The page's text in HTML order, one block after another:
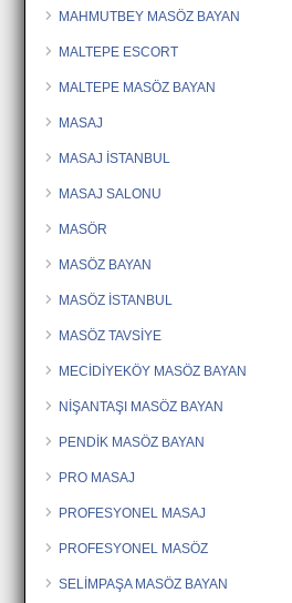
MAHMUTBEY MASÖZ BAYAN
MALTEPE ESCORT
MALTEPE MASÖZ BAYAN
MASAJ
MASAJ İSTANBUL
MASAJ SALONU
MASÖR
MASÖZ BAYAN
MASÖZ İSTANBUL
MASÖZ TAVSİYE
MECİDİYEKÖY MASÖZ BAYAN
NİŞANTAŞI MASÖZ BAYAN
PENDİK MASÖZ BAYAN
PRO MASAJ
PROFESYONEL MASAJ
PROFESYONEL MASÖZ
SELİMPAŞA MASÖZ BAYAN